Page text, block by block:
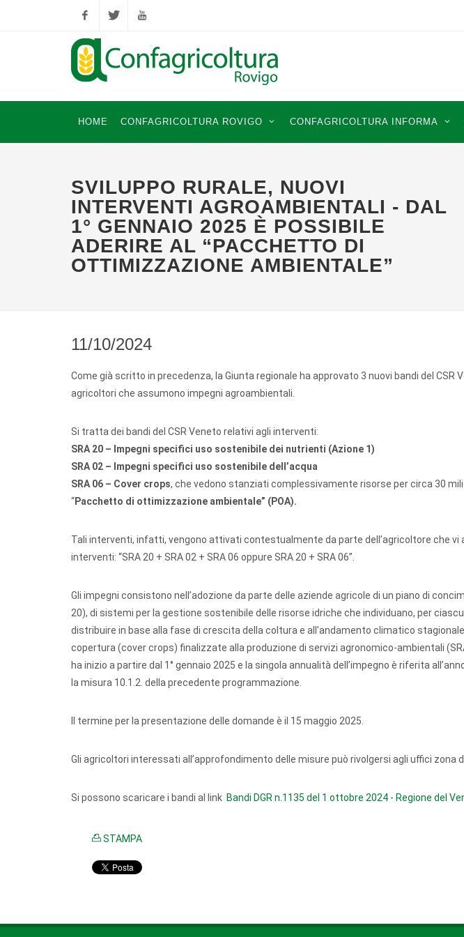
FacebookTwitter YouTube
HOME CONFAGRICOLTURA ROVIGO CONFAGRICOLTURA INFORMA
SVILUPPO RURALE, NUOVI
INTERVENTI AGROAMBIENTALI - DAL
1° GENNAIO 2025 È POSSIBILE
ADERIRE AL “PACCHETTO DI
OTTIMIZZAZIONE AMBIENTALE”
11/10/2024
Come già scritto in precedenza, la Giunta regionale ha approvato 3 nuovi bandi del CSR
agricoltori che assumono impegni agroambientali.
Si tratta dei bandi del CSR Veneto relativi agli interventi:
SRA 20 – Impegni specifici uso sostenibile dei nutrienti (Azione 1)
SRA 02 – Impegni specifici uso sostenibile dell’acqua
SRA 06 – Cover crops, che vedono stanziati complessivamente risorse per circa 30
“Pacchetto di ottimizzazione ambientale” (POA).
Tali interventi, infatti, vengono attivati contestualmente da parte dell’agricoltore che vi
interventi: “SRA 20 + SRA 02 + SRA 06 oppure SRA 20 + SRA 06”.
Gli impegni consistono nell’adozione da parte delle aziende agricole di un piano di
20), di sistemi per la gestione sostenibile delle risorse idriche che individuano, per
distribuire in base alla fase di crescita della coltura e all’andamento climatico
copertura (cover crops) finalizzate alla produzione di servizi agronomico-ambientali
ha inizio a partire dal 1° gennaio 2025 e la singola annualità dell’impegno è riferita
la misura 10.1.2. della precedente programmazione.
Il termine per la presentazione delle domande è il 15 maggio 2025.
Gli agricoltori interessati all’approfondimento delle misure può rivolgersi agli uffici zona
Si possono scaricare i bandi al link Bandi DGR n.1135 del 1 ottobre 2024 - Regione del
STAMPA